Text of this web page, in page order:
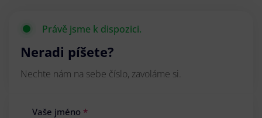
Právě jsme k dispozici.
Neradi píšete?
Nechte nám na sebe číslo, zavoláme si.
Vaše jméno *